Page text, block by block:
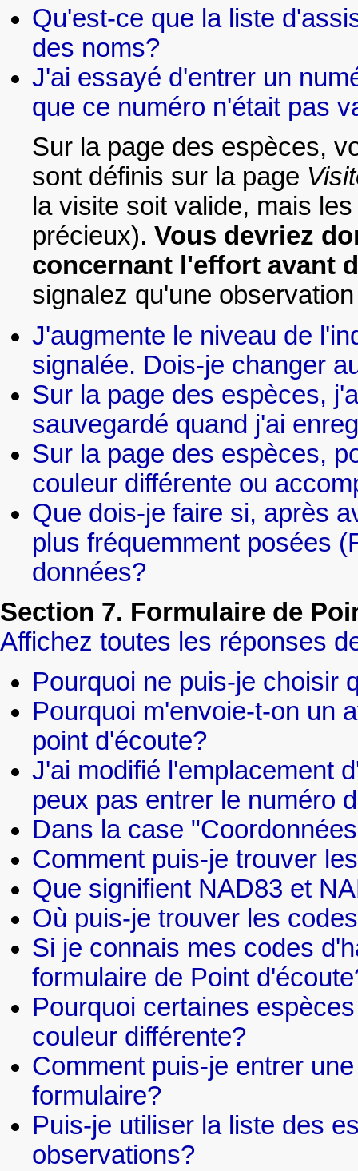
Qu'est-ce que la liste
des noms?
J'ai essayé d'entrer un
que ce numéro n'était pas
Sur la page des espèces,
sont définis sur la page
la visite soit valide, mais
précieux). Vous devriez
concernant l'effort avant
signalez qu'une
J'augmente le niveau de
signalée. Dois-je changer
Sur la page des espèces,
sauvegardé quand j'ai
Sur la page des espèces,
couleur différente ou
Que dois-je faire si, après
plus fréquemment posées
données?
Section 7. Formulaire de
Affichez toutes les réponses
Pourquoi ne puis-je choisir
Pourquoi m'envoie-t-on un
point d'écoute?
J'ai modifié l'emplacement
peux pas entrer le numéro
Dans la case
Comment puis-je trouver
Que signifient NAD83 et
Où puis-je trouver les
Si je connais mes codes
formulaire de Point
Pourquoi certaines
couleur différente?
Comment puis-je entrer
formulaire?
Puis-je utiliser la liste des
observations?